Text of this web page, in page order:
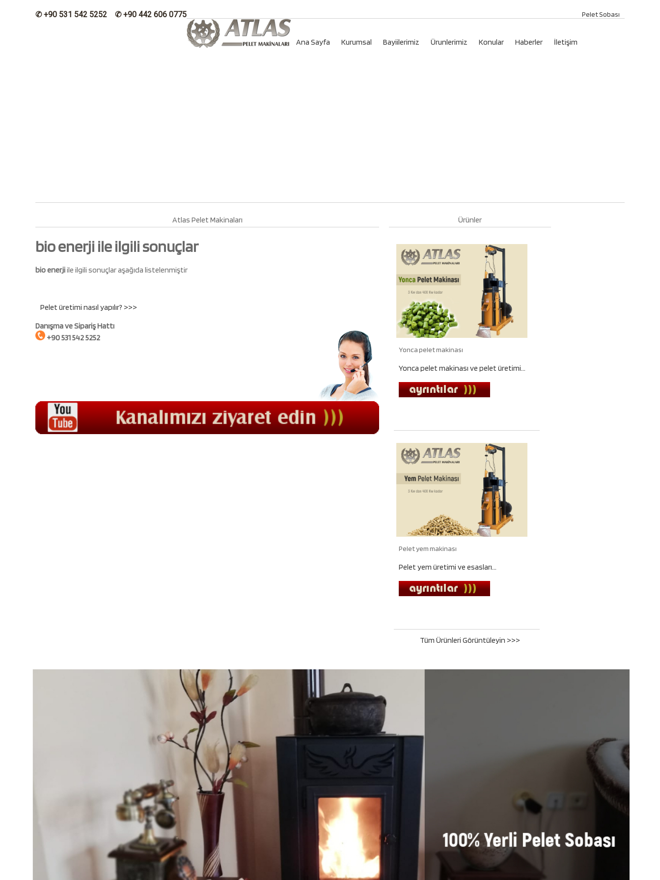
✆ +90 531 542 5252 ✆ +90 442 606 0775 Pelet Sobası
Ana Sayfa Kurumsal Bayiilerimiz Ürunlerimiz Konular Haberler İletişim
Atlas Pelet Makinaları
bio enerji ile ilgili sonuçlar
bio enerjiile ilgili sonuçlar aşağıda listelenmiştir
Pelet üretimi nasıl yapılır? >>>
Danışma ve Sipariş Hattı
+90 531 542 5252
Ürünler
Yonca pelet makinası
Yonca pelet makinası ve pelet üretimi...
Pelet yem makinası
Pelet yem üretimi ve esasları...
Tüm Ürünleri Görüntüleyin >>>